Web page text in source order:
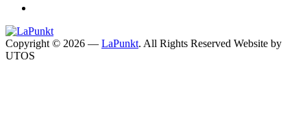
Copyright © 2026 — LaPunkt. All Rights Reserved Website by
UTOS